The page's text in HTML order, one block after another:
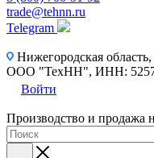
trade@tehnn.ru
Telegram
Нижегородская
ООО "ТехНН", ИНН:
Войти
Производство и продажа